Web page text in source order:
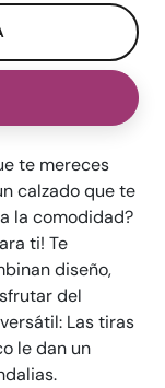
te mereces
calzado que te
la comodidad?
ti! Te
diseño,
del
Las tiras
le dan un